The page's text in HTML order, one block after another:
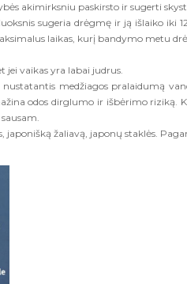
akimirksniu paskirsto ir sugerti
sugeria drėgmę ir ją išlaiko iki
laikas, kurį bandymo metu
jei vaikas yra labai judrus.
nustatantis medžiagos pralaidumą
odos dirglumo ir išbėrimo riziką.
žaliavą, japonų staklės.